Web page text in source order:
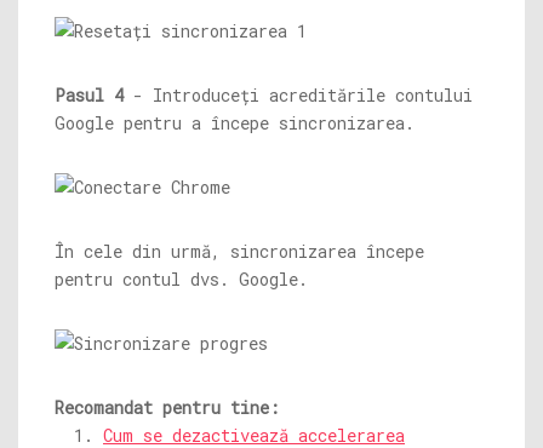
Pasul 4- Introduceți acreditările contului
Google pentru a începe sincronizarea.
În cele din urmă, sincronizarea începe
pentru contul dvs. Google.
Recomandat pentru tine:
Cum se dezactivează accelerarea